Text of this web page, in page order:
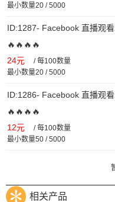
最小数量20 / 5000
ID:1287- Facebook 直播观
🔥🔥🔥🔥
24元 /每100数量
最小数量20 / 5000
ID:1286- Facebook 直播观
🔥🔥🔥🔥
12元 /每100数量
最小数量50 / 5000
相关产品